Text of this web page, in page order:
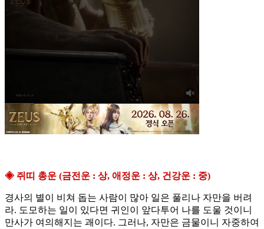
◈ 쥐띠 총운 (금전운 : 상, 애정운 : 상, 건강운 : 중)
경사의 별이 비쳐 돕는 사람이 많아 일은 풀리나 자만을 버려
라. 도모하는 일이 있다면 귀인이 앞다투어 나를 도울 것이니
만사가 여의해지는 괘이다. 그러나, 자만은 금물이니 자중하여